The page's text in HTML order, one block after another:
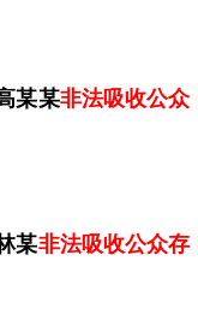
某某非法吸收公众
某非法吸收公众存